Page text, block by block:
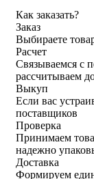
Как заказать?
Заказ
Выбираете
Расчет
Связываемся с
рассчитываем
Выкуп
Если вас
поставщиков
Проверка
Принимаем
надежно
Доставка
Формируем